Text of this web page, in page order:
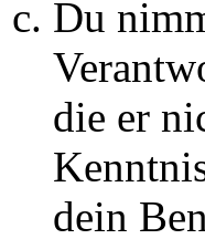
Du
die er
dein